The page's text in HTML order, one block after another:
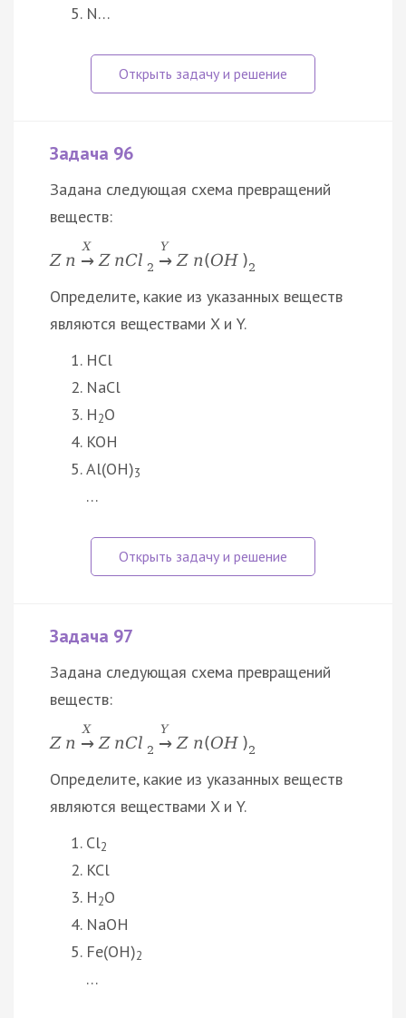
N…
Задача 96
Задана следующая схема превращений
веществ:
Z n
X
→ Z nCl 2
Y
→ Z n(OH )2
Определите, какие из указанных веществ
являются веществами X и Y.
HCl
NaCl
H2O
KOH
Al(OH)3
…
Задача 97
Задана следующая схема превращений
веществ:
Z n
X
→ Z nCl 2
Y
→ Z n(OH )2
Определите, какие из указанных веществ
являются веществами X и Y.
Cl2
KCl
H2O
NaOH
Fe(OH)2
…